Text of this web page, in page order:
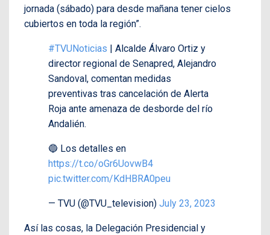
jornada (sábado) para desde mañana tener cielos
cubiertos en toda la región”.
#TVUNoticias | Alcalde Álvaro Ortiz y
director regional de Senapred, Alejandro
Sandoval, comentan medidas
preventivas tras cancelación de Alerta
Roja ante amenaza de desborde del río
Andalién.
🔵 Los detalles en
https://t.co/oGr6UovwB4
pic.twitter.com/KdHBRA0peu
— TVU (@TVU_television) July 23, 2023
Así las cosas, la Delegación Presidencial y